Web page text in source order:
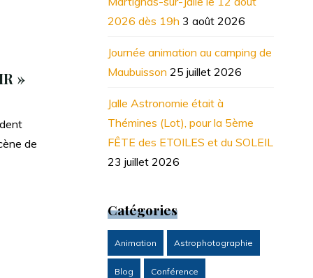
»
de
2026 dès 19h 3 août 2026
Journée animation au camping de
Maubuisson 25 juillet 2026
Jalle Astronomie était à
Thémines (Lot), pour la 5ème
FÊTE des ETOILES et du SOLEIL
23 juillet 2026
Catégories
Animation Astrophotographie
Blog Conférence